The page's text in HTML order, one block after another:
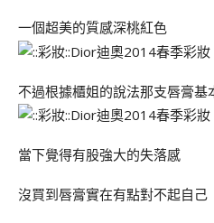
一個超美的質感深桃紅色
不過根據櫃姐的說法那支唇膏基
當下覺得有股強大的失落感
沒買到唇膏實在有點對不起自己